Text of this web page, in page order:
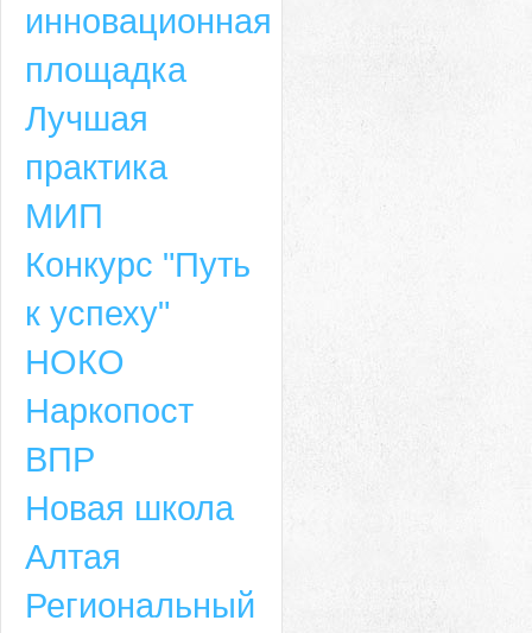
инновационная
площадка
Лучшая
практика
МИП
Конкурс "Путь
к успеху"
НОКО
Наркопост
ВПР
Новая школа
Алтая
Региональный